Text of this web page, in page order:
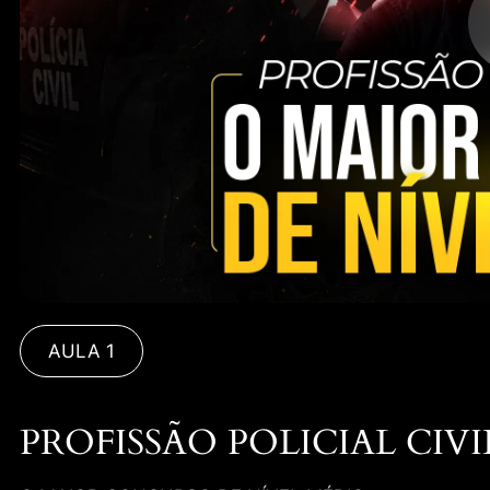
AULA 1
PROFISSÃO POLICIAL